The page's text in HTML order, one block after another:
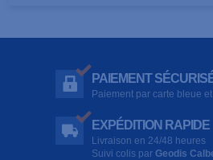
PAIEMENT
Paiement par carte bleue
EXPÉDITION RAPIDE
Livraison en 24/48 heures
Suivi colis par Geodis